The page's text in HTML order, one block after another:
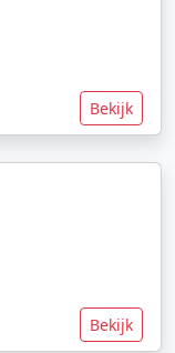
Bekijk
Bekijk